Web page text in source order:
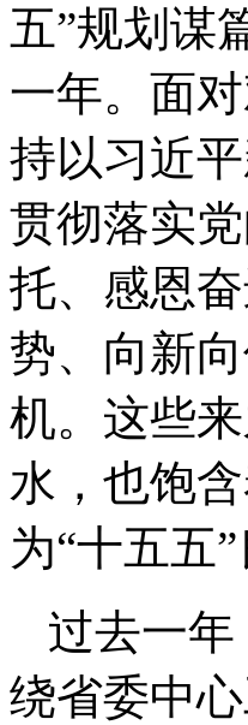
五”规划谋
一年。面
持以习近
贯彻落实
托、感恩
势、向新
机。这些
水，也饱
为“十五五
过去一
绕省委中